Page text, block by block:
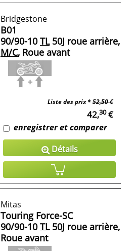
Bridgestone
B01
90/90-10 TL50J roue arrière,
M/C, Roue avant
Liste des prix *52,50 €
42,30€
enregistrer et comparer
Détails
Mitas
Touring Force-SC
90/90-10 TL50J roue arrière,
Roue avant